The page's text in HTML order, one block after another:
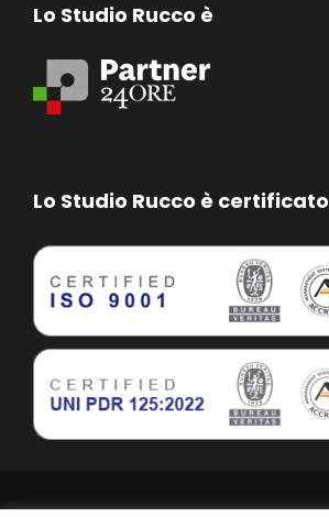
Lo Studio Rucco è
Lo Studio Rucco è certificato